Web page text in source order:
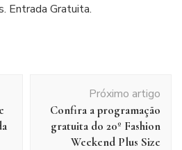
Entrada Gratuita.
Próximo artigo
Confira a programação
gratuita do 20º Fashion
Weekend Plus Size